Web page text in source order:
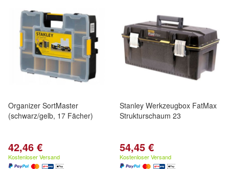
Organizer SortMaster
(schwarz/gelb, 17 Fächer)
42,46 €
Kostenloser Versand
Stanley Werkzeugbox FatMax
Strukturschaum 23
54,45 €
Kostenloser Versand